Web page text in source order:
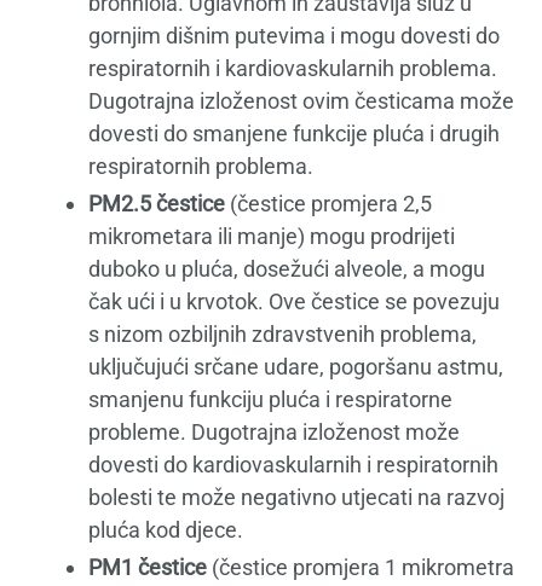
gornjim dišnim putevima i mogu dovesti do
respiratornih i kardiovaskularnih problema.
Dugotrajna izloženost ovim česticama može
dovesti do smanjene funkcije pluća i drugih
respiratornih problema.
PM2.5 čestice (čestice promjera 2,5
mikrometara ili manje) mogu prodrijeti
duboko u pluća, dosežući alveole, a mogu
čak ući i u krvotok. Ove čestice se povezuju
s nizom ozbiljnih zdravstvenih problema,
uključujući srčane udare, pogoršanu astmu,
smanjenu funkciju pluća i respiratorne
probleme. Dugotrajna izloženost može
dovesti do kardiovaskularnih i respiratornih
bolesti te može negativno utjecati na razvoj
pluća kod djece.
PM1 čestice (čestice promjera 1 mikrometra